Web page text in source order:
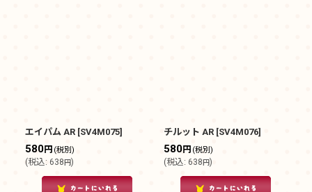
エイパム AR [SV4M075]
580円 (税別)
(税込: 638円)
チルット AR [SV4M076]
580円 (税別)
(税込: 638円)